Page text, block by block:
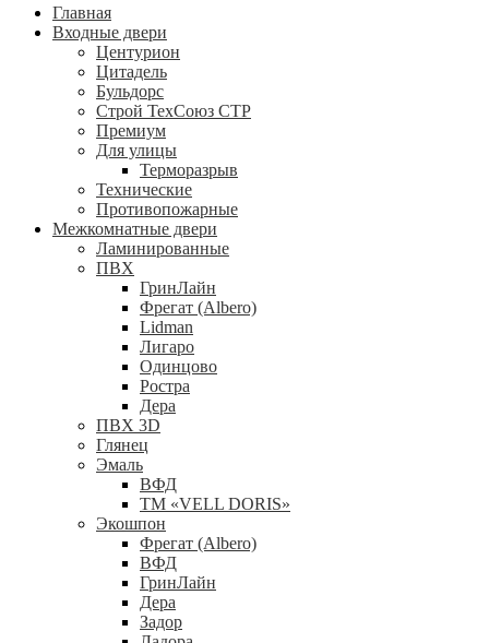
Главная
Входные двери
Центурион
Цитадель
Бульдорс
Строй ТехСоюз СТР
Премиум
Для улицы
Терморазрыв
Технические
Противопожарные
Межкомнатные двери
Ламинированные
ПВХ
ГринЛайн
Фрегат (Albero)
Lidman
Лигаро
Одинцово
Ростра
Дера
ПВХ 3D
Глянец
Эмаль
ВФД
ТМ «VELL DORIS»
Экошпон
Фрегат (Albero)
ВФД
ГринЛайн
Дера
Задор